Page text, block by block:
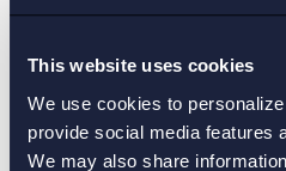
This website uses cookies
We use cookies to
provide social media features
We may also share
IMM är en ideell
informationsspridning och
undvika mutor och